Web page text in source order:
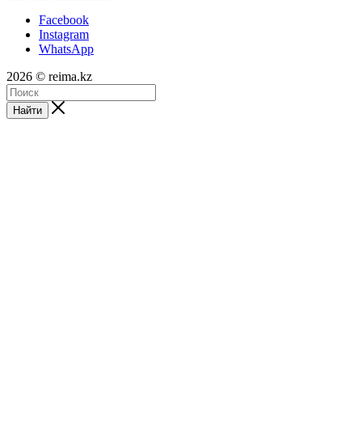
Facebook
Instagram
WhatsApp
2026 © reima.kz
Найти